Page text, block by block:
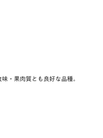
・果肉質とも良好な品種。